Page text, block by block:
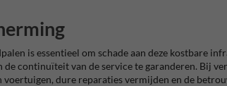
is essentieel om schade aan deze kostbare
de continuïteit van de service te garanderen. Bij
voertuigen, dure reparaties vermijden en de